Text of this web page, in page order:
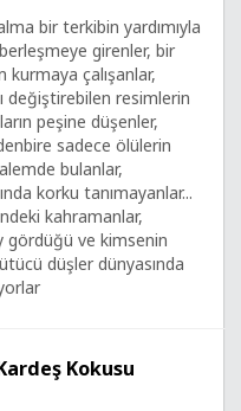
bir terkibin yardımıyla
girenler, bir
kurmaya çalışanlar,
değiştirebilen resimlerin
peşine düşenler,
sadece ölülerin
alemde bulanlar,
korku tanımayanlar...
kahramanlar,
gördüğü ve kimsenin
düşler dünyasında
Kokusu